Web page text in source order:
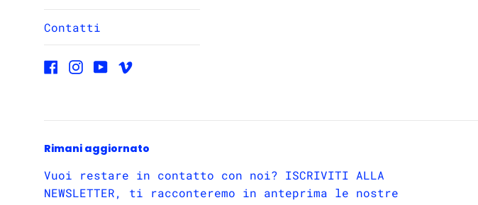
Contatti
Facebook
Instagram
YouTube
Vimeo
Rimani aggiornato
Vuoi restare in contatto con noi? ISCRIVITI ALLA
NEWSLETTER, ti racconteremo in anteprima le nostre